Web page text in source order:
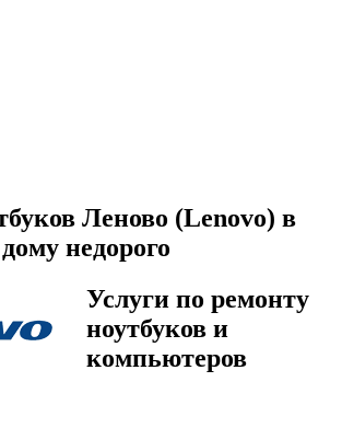
Леново (Lenovo) в
недорого
Услуги по ремонту
ноутбуков и
компьютеров